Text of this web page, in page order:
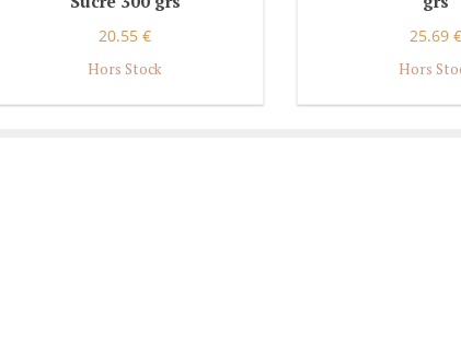
20.55 €
Hors Stock
25.69 €
Hors